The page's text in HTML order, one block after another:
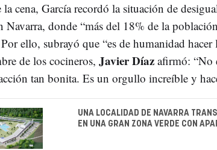
la cena, García recordó la situación de
Navarra, donde “más del 18% de la
ello, subrayó que “es de humanidad hacer
de los cocineros, Javier Díazafirmó: “No
tan bonita. Es un orgullo increíble y
UNA LOCALIDAD DE NAVARRA
EN UNA GRAN ZONA VERDE CON